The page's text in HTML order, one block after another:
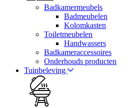
Badkamermeubels
Badmeubelen
Kolomkasten
Toiletmeubelen
Handwassers
Badkameraccessoires
Onderhouds producten
Tuinbeleving